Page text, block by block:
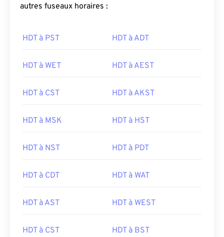
autres fuseaux horaires :
HDT à PST HDT à ADT
HDT à WET HDT à AEST
HDT à CST HDT à AKST
HDT à MSK HDT à HST
HDT à NST HDT à PDT
HDT à CDT HDT à WAT
HDT à AST HDT à WEST
HDT à CST HDT à BST